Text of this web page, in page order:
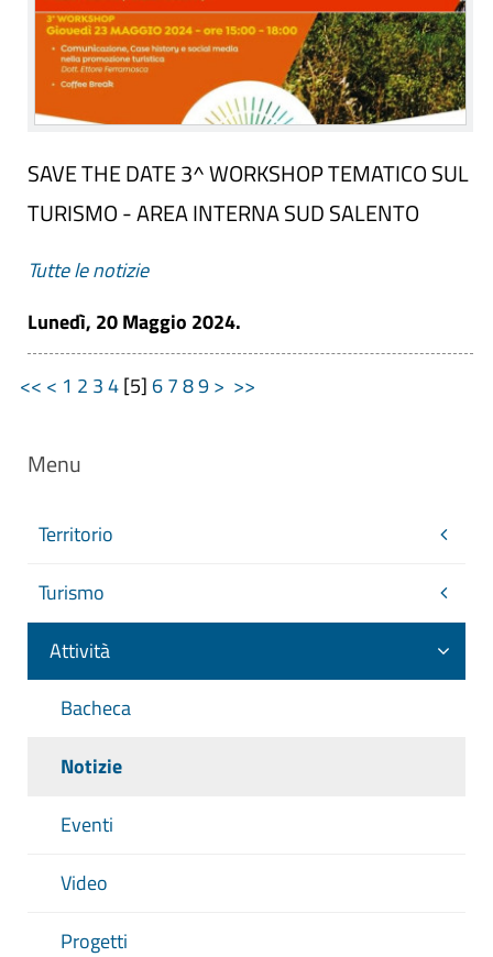
SAVE THE DATE 3^ WORKSHOP TEMATICO SUL
TURISMO - AREA INTERNA SUD SALENTO
Tutte le notizie
Lunedì, 20 Maggio 2024.
<< < 1 2 34[5] 6789> >>
Menu
Territorio
Turismo
Attività
Bacheca
Notizie
Eventi
Video
Progetti